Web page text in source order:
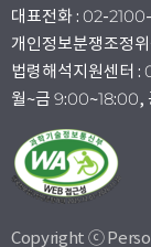
대표전화 : 02-
개인정보분쟁조정
법령해석지원센터
월~금 9:00~18:00,
Copyright ⓒ